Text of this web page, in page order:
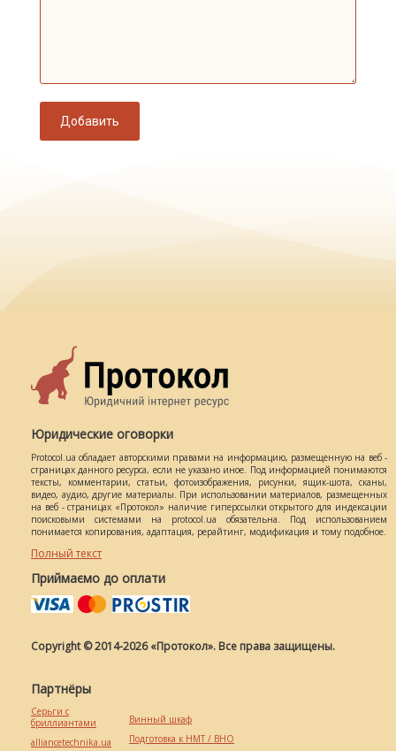
Добавить
Юридические оговорки
Protocol.ua обладает авторскими правами на информацию, размещенную на веб -
страницах данного ресурса, если не указано иное. Под информацией понимаются
тексты, комментарии, статьи, фотоизображения, рисунки, ящик-шота, сканы,
видео, аудио, другие материалы. При использовании материалов, размещенных
на веб - страницах «Протокол» наличие гиперссылки открытого для индексации
поисковыми системами на protocol.ua обязательна. Под использованием
понимается копирования, адаптация, рерайтинг, модификация и тому подобное.
Полный текст
Приймаємо до оплати
Copyright © 2014-2026 «Протокол». Все права защищены.
Партнёры
Серьги с
бриллиантами
alliancetechnika.ua
Винный шкаф
Подготовка к НМТ / ВНО